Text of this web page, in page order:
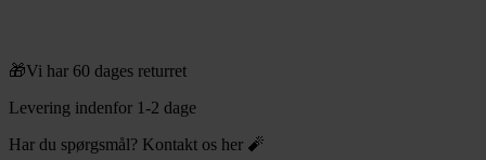
🎁Vi har 60 dages returret
Levering indenfor 1-2 dage
Har du spørgsmål? Kontakt os her 🧨